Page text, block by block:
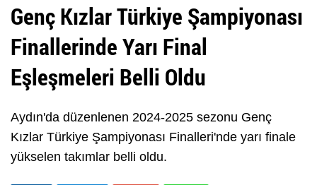
Genç Kızlar Türkiye Şampiyonası
Finallerinde Yarı Final
Eşleşmeleri Belli Oldu
Aydın'da düzenlenen 2024-2025 sezonu Genç
Kızlar Türkiye Şampiyonası Finalleri'nde yarı finale
yükselen takımlar belli oldu.